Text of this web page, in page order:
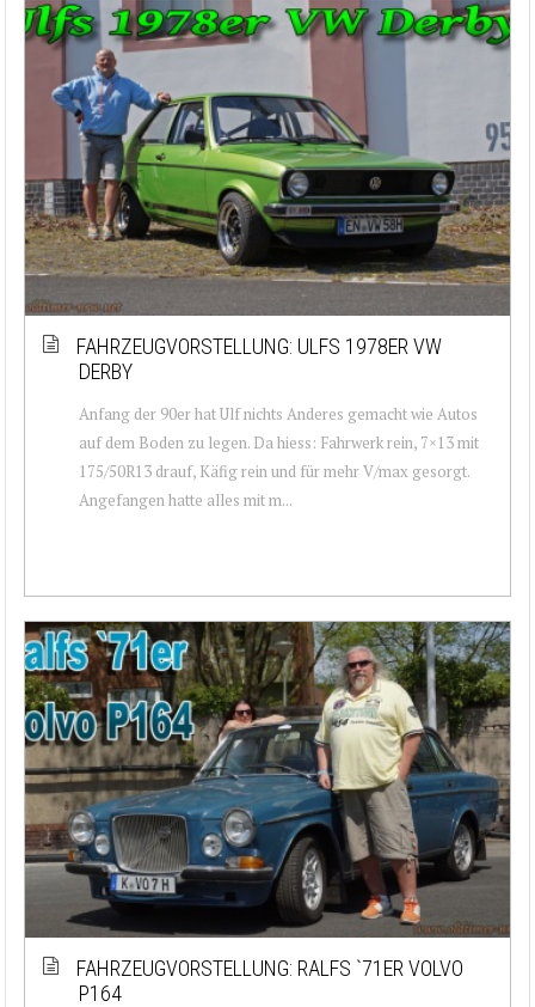
FAHRZEUGVORSTELLUNG: ULFS 1978ER VW
DERBY
Anfang der 90er hat Ulf nichts Anderes gemacht wie Autos
auf dem Boden zu legen. Da hiess: Fahrwerk rein, 7×13 mit
175/50R13 drauf, Käfig rein und für mehr V/max gesorgt.
Angefangen hatte alles mit m...
FAHRZEUGVORSTELLUNG: RALFS `71ER VOLVO
P164